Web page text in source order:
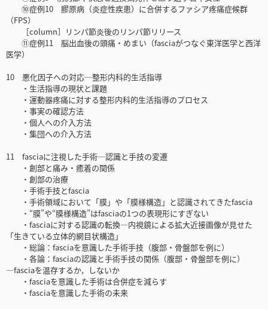
⑩症例10 膠原病（炎症性疾患）に合併するファシア疼痛症候群
（FPS）
［column］リンパ節炎後のリンパ節リリース
⑪症例11 脳出血後の頭痛・めまい（fasciaがつなぐ東洋医学と西洋
医学）
10 悪化因子への対応─整形内科的生活指導
・生活指導の現状と課題
・運動器疼痛に対する整形内科的生活指導のプロセス
・事実の確認方法
・個人への介入方法
・集団への介入方法
11 fasciaに注視した手術─認識と手技の変遷
・創部と痛み・癒着の関係
・創部の治療
・手術手技とfascia
・手術領域において「膜」や「膜様構造」と認識されてきたfascia
・“膜”や“膜様構造”はfasciaの1つの表現形にすぎない
・fasciaに対する認識の転換―内視鏡による拡大近接画像が見せた
「生きている立体的網目状構造」
・総論：fasciaを意識した手術手技（腹部・骨盤部を例に）
・各論：fasciaの認識と手術手技の関係（腹部・骨盤部を例に）
―fasciaを温存するか，しないか
・fasciaを意識した手術は合併症を減らす
・fasciaを意識した手術の未来